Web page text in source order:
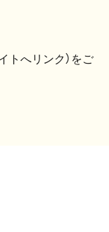
トへリンク）をご